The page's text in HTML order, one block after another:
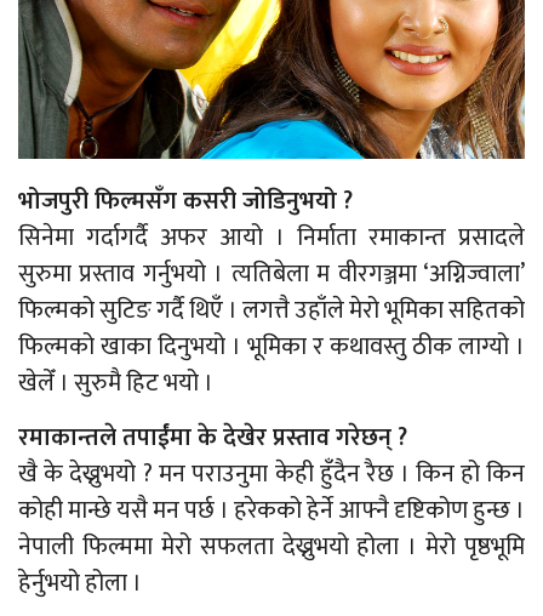
भोजपुरी फिल्मसँग कसरी जोडिनुभयो ?
सिनेमा गर्दागर्दै अफर आयो । निर्माता रमाकान्त प्रसादले
सुरुमा प्रस्ताव गर्नुभयो । त्यतिबेला म वीरगञ्जमा ‘अग्निज्वाला’
फिल्मको सुटिङ गर्दै थिएँ । लगत्तै उहाँले मेरो भूमिका सहितको
फिल्मको खाका दिनुभयो । भूमिका र कथावस्तु ठीक लाग्यो ।
खेलेँ । सुरुमै हिट भयो ।
रमाकान्तले तपाईंमा के देखेर प्रस्ताव गरेछन् ?
खै के देख्नुभयो ? मन पराउनुमा केही हुँदैन रैछ । किन हो किन
कोही मान्छे यसै मन पर्छ । हरेकको हेर्ने आफ्नै दृष्टिकोण हुन्छ ।
नेपाली फिल्ममा मेरो सफलता देख्नुभयो होला । मेरो पृष्ठभूमि
हेर्नुभयो होला ।